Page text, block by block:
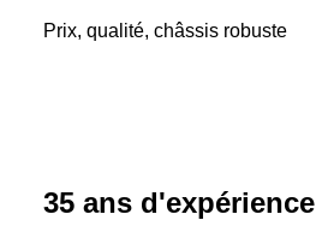
Prix, qualité, châssis robuste
35 ans d'expérience